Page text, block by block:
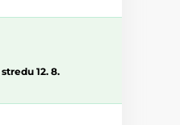
12. 8.